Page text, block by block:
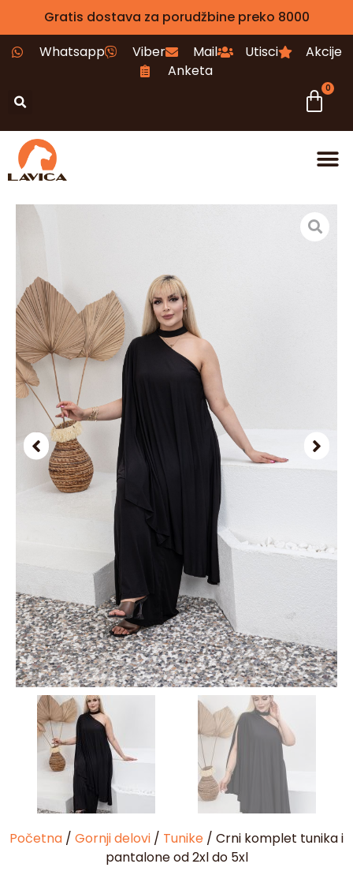
Gratis dostava za porudžbine preko 8000
Whatsapp
Viber Mail Utisci
Akcije
Anketa
0
Početna / Gornji delovi / Tunike / Crni komplet tunika i
pantalone od 2xl do 5xl